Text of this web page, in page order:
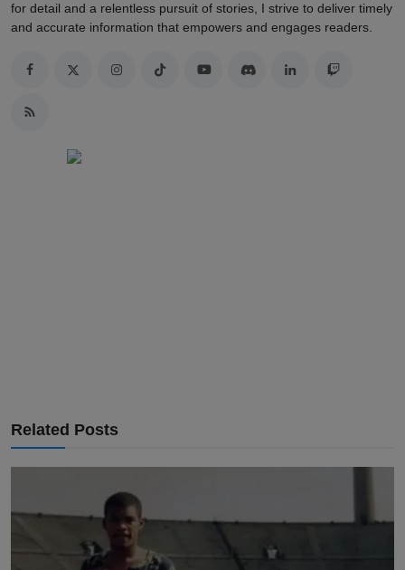
for detail and a relentless pursuit of stories, I strive to deliver timely
and accurate information that empowers and engages readers.
Related Posts